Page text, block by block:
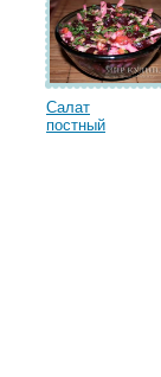
Салат
постный